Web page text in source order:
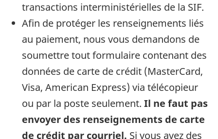
transactions interministérielles de la SIF.
Afin de protéger les renseignements liés
au paiement, nous vous demandons de
soumettre tout formulaire contenant des
données de carte de crédit (MasterCard,
Visa, American Express) via télécopieur
ou par la poste seulement. Il ne faut pas
envoyer des renseignements de carte
de crédit par courriel. Si vous avez des